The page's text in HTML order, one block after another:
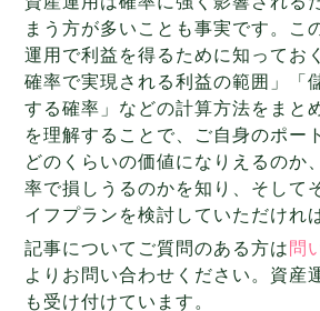
まう方が多いことも事実です。こ
運用で利益を得るために知ってお
確率で実現される利益の範囲」「
する確率」などの計算方法をまと
を理解することで、ご自身のポー
どのくらいの価値になりえるのか
率で損しうるのかを知り、そして
イフプランを検討していただけれ
記事についてご質問のある方は 問
よりお問い合わせください。資産
も受け付けています。